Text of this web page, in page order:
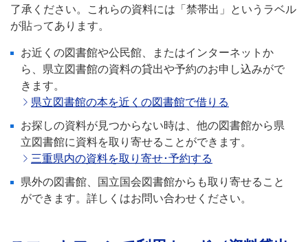
了承ください。これらの資料には「禁帯出」というラベル
が貼ってあります。
お近くの図書館や公民館、またはインターネットか
ら、県立図書館の資料の貸出や予約のお申し込みがで
きます。
県立図書館の本を近くの図書館で借りる
お探しの資料が見つからない時は、他の図書館から県
立図書館に資料を取り寄せることができます。
三重県内の資料を取り寄せ･予約する
県外の図書館、国立国会図書館からも取り寄せること
ができます。詳しくはお問い合わせください。